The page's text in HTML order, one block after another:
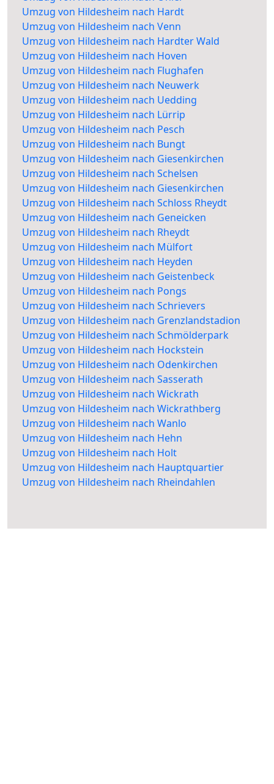
Umzug von Hildesheim nach Hardt
Umzug von Hildesheim nach Venn
Umzug von Hildesheim nach Hardter Wald
Umzug von Hildesheim nach Hoven
Umzug von Hildesheim nach Flughafen
Umzug von Hildesheim nach Neuwerk
Umzug von Hildesheim nach Uedding
Umzug von Hildesheim nach Lürrip
Umzug von Hildesheim nach Pesch
Umzug von Hildesheim nach Bungt
Umzug von Hildesheim nach Giesenkirchen
Umzug von Hildesheim nach Schelsen
Umzug von Hildesheim nach Giesenkirchen
Umzug von Hildesheim nach Schloss Rheydt
Umzug von Hildesheim nach Geneicken
Umzug von Hildesheim nach Rheydt
Umzug von Hildesheim nach Mülfort
Umzug von Hildesheim nach Heyden
Umzug von Hildesheim nach Geistenbeck
Umzug von Hildesheim nach Pongs
Umzug von Hildesheim nach Schrievers
Umzug von Hildesheim nach Grenzlandstadion
Umzug von Hildesheim nach Schmölderpark
Umzug von Hildesheim nach Hockstein
Umzug von Hildesheim nach Odenkirchen
Umzug von Hildesheim nach Sasserath
Umzug von Hildesheim nach Wickrath
Umzug von Hildesheim nach Wickrathberg
Umzug von Hildesheim nach Wanlo
Umzug von Hildesheim nach Hehn
Umzug von Hildesheim nach Holt
Umzug von Hildesheim nach Hauptquartier
Umzug von Hildesheim nach Rheindahlen